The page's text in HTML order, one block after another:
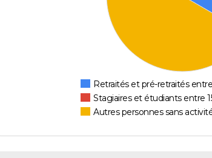
Retraités et pré-retraités
Stagiaires et étudiants entre
Autres personnes sans